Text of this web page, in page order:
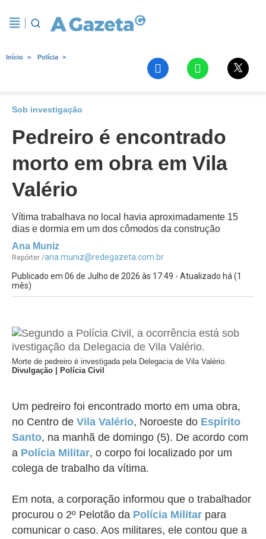
Início Polícia
Sob investigação
Pedreiro é encontrado
morto em obra em Vila
Valério
Vítima trabalhava no local havia aproximadamente 15
dias e dormia em um dos cômodos da construção
Ana Muniz
Repórter /ana.muniz@redegazeta.com.br
Publicado em 06 de Julho de 2026 às 17:49 - Atualizado há (1
mês)
Morte de pedreiro é investigada pela Delegacia de Vila Valério.
Divulgação | Polícia Civil
Um pedreiro foi encontrado morto em uma obra,
no Centro de Vila Valério, Noroeste do Espírito
Santo, na manhã de domingo (5). De acordo com
a Polícia Militar, o corpo foi localizado por um
colega de trabalho da vítima.
Em nota, a corporação informou que o trabalhador
procurou o 2º Pelotão da Polícia Militar para
comunicar o caso. Aos militares, ele contou que a